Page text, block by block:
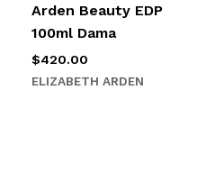
Arden Beauty EDP
100ml Dama
$420.00
ELIZABETH ARDEN